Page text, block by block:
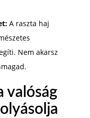
A raszta haj
Nem akarsz
valóság